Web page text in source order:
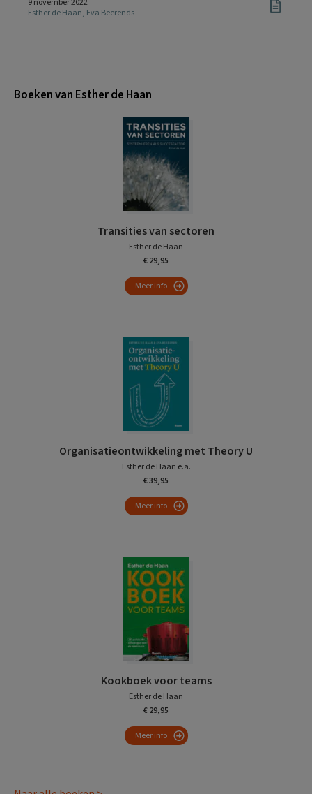
9 november 2022
Esther de Haan, Eva Beerends
Boeken van Esther de Haan
Transities van sectoren
Esther de Haan
€ 29,95
Meer info
Organisatieontwikkeling met Theory U
Esther de Haan e.a.
€ 39,95
Meer info
Kookboek voor teams
Esther de Haan
€ 29,95
Meer info